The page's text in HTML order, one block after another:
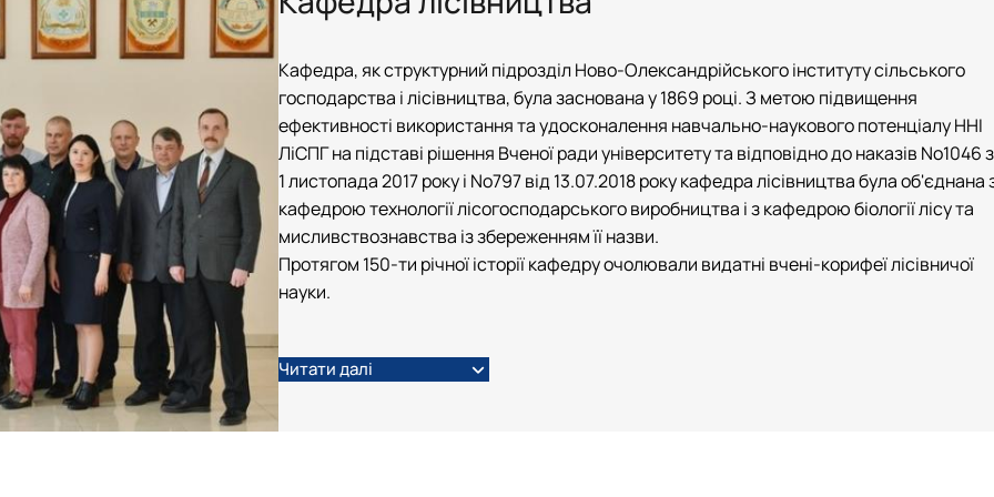
"Інженерно-технічного забезпечення лісового комплексу"
"Лісознавства та лісівництва"
"Музей лісових звірів та птахів ім. професора О.О. Салганського"
ННВЛ "Загального лісівництва та охорони лісу"
Пам’яті Володимира Кореня
Моніторинг ландшафтних пожеж в Україні
Діяльність REEFMC
Міжнародні стандарти з гасіння пожеж
Пожежне законодавство
Публікації
Конференції та семінари
Корисні посилання
Пожежна ситуація в Україні за даними ЗМІ
Проєкти
Прес-релізи
Виступи в ЗМІ
Контакти
Кафедра, як структурний підрозділ Ново-Олександрійського інституту сільського
господарства і лісівництва, була заснована у 1869 році. З метою підвищення
ефективності використання та удосконалення навчально-наукового потенціалу ННІ
ЛіСПГ на підставі рішення Вченої ради університету та відповідно до наказів No1046 з
1 листопада 2017 року і No797 від 13.07.2018 року кафедра лісівництва була об'єднана
кафедрою технології лісогосподарського виробництва і з кафедрою біології лісу та
мисливствознавства із збереженням її назви.
Протягом 150-ти річної історії кафедру очолювали видатні вчені-корифеї лісівничої
науки.
Читати далі